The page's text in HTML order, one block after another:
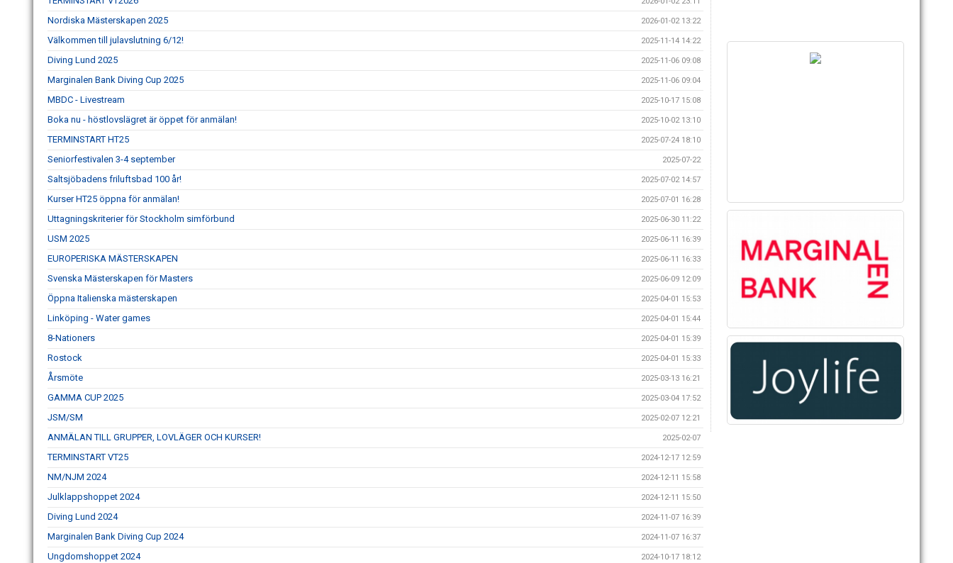
Nordiska Mästerskapen 2025 2026-01-02 13:22
Välkommen till julavslutning 6/12! 2025-11-14 14:22
Diving Lund 2025 2025-11-06 09:08
Marginalen Bank Diving Cup 2025 2025-11-06 09:04
MBDC - Livestream 2025-10-17 15:08
Boka nu - höstlovslägret är öppet för anmälan! 2025-10-02 13:10
TERMINSTART HT25 2025-07-24 18:10
Seniorfestivalen 3-4 september 2025-07-22
Saltsjöbadens friluftsbad 100 år! 2025-07-02 14:57
Kurser HT25 öppna för anmälan! 2025-07-01 16:28
Uttagningskriterier för Stockholm simförbund 2025-06-30 11:22
USM 2025 2025-06-11 16:39
EUROPERISKA MÄSTERSKAPEN 2025-06-11 16:33
Svenska Mästerskapen för Masters 2025-06-09 12:09
Öppna Italienska mästerskapen 2025-04-01 15:53
Linköping - Water games 2025-04-01 15:44
8-Nationers 2025-04-01 15:39
Rostock 2025-04-01 15:33
Årsmöte 2025-03-13 16:21
GAMMA CUP 2025 2025-03-04 17:52
JSM/SM 2025-02-07 12:21
ANMÄLAN TILL GRUPPER, LOVLÄGER OCH KURSER! 2025-02-07
TERMINSTART VT25 2024-12-17 12:59
NM/NJM 2024 2024-12-11 15:58
Julklappshoppet 2024 2024-12-11 15:50
Diving Lund 2024 2024-11-07 16:39
Marginalen Bank Diving Cup 2024 2024-11-07 16:37
Ungdomshoppet 2024 2024-10-17 18:12